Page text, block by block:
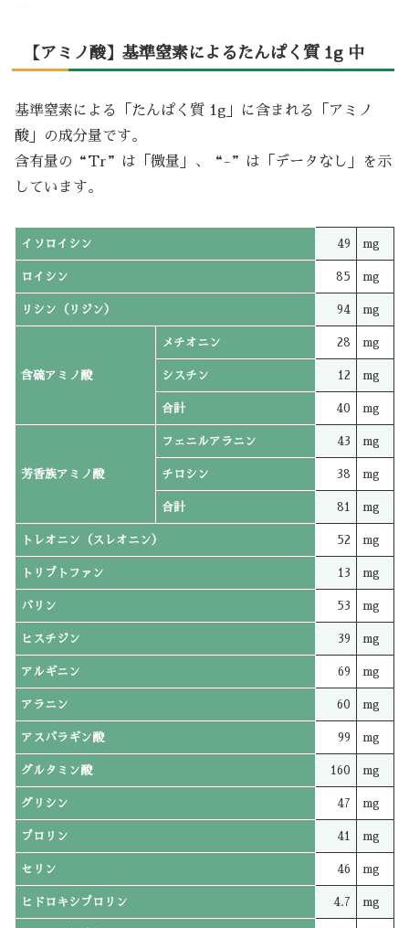
【アミノ酸】基準窒素によるたんぱく質 1g 中
基準窒素による「たんぱく質 1g」に含まれる「アミノ
酸」の成分量です。
含有量の“Tr”は「微量」、“-”は「データなし」を示
しています。
イソロイシン 49 mg
ロイシン 85 mg
リシン（リジン） 94 mg
含硫アミノ酸
メチオニン 28 mg
シスチン 12 mg
合計 40 mg
芳香族アミノ酸
フェニルアラニン 43 mg
チロシン 38 mg
合計 81 mg
トレオニン（スレオニン） 52 mg
トリプトファン 13 mg
バリン 53 mg
ヒスチジン 39 mg
アルギニン 69 mg
アラニン 60 mg
アスパラギン酸 99 mg
グルタミン酸 160 mg
グリシン 47 mg
プロリン 41 mg
セリン 46 mg
ヒドロキシプロリン 4.7 mg